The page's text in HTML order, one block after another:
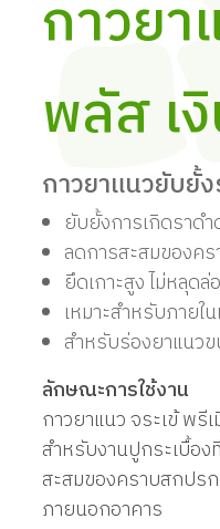
กาวยา
พลัส เ
กาวยาแนวยับยั้
ยับยั้งการเกิดราดำ
ลดการสะสมของค
ยึดเกาะสูง ไม่หลุด
เหมาะสำหรับภายใ
สำหรับร่องยาแนว
ลักษณะการใช้งาน
กาวยาแนว จระเข้ พรี
สำหรับงานปูกระเบื้อ
สะสมของคราบสกปรก
ภายนอกอาคาร